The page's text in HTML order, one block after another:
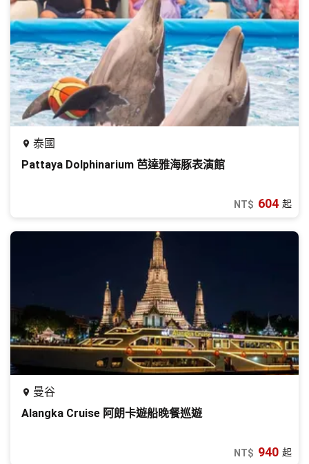
泰國
Pattaya Dolphinarium 芭達雅海豚表演館
NT$ 604 起
曼谷
Alangka Cruise 阿朗卡遊船晚餐巡遊
NT$ 940 起